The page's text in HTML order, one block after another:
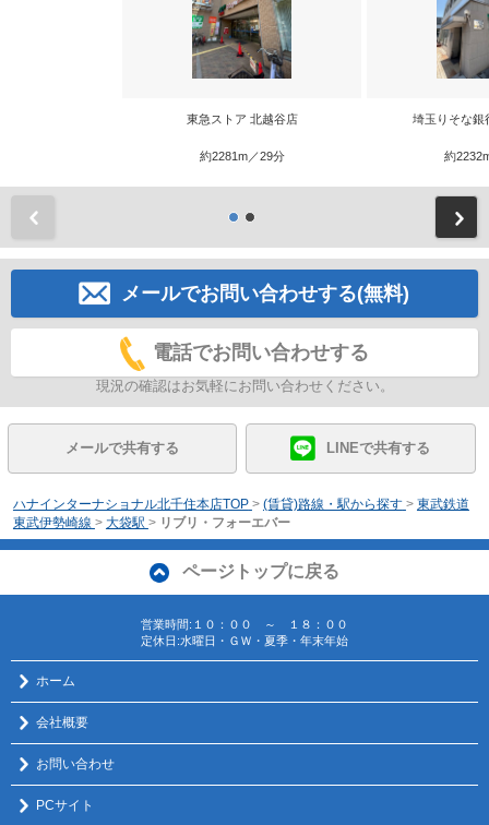
東急ストア 北越谷店
約2281m／29分
埼玉りそな銀
約
メールでお問い合わせする(無料)
電話でお問い合わせする
現況の確認はお気軽にお問い合わせください。
メールで共有する LINEで共有する
ハナインターナショナル北千住本店TOP > (賃貸)路線・駅から探す > 東武鉄道
東武伊勢崎線 > 大袋駅 > リブリ・フォーエバー
ページトップに戻る
営業時間:１０：００ ～ １８：００
定休日:水曜日・ＧＷ・夏季・年末年始
ホーム
会社概要
お問い合わせ
PCサイト